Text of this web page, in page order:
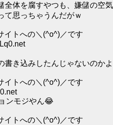
全体を腐すやつも、嫌儲の空気
て思っちゃうんだがｗ
イトへの＼(^o^)／です
書き込みしたんじゃないのかよ
イトへの＼(^o^)／です
ンモジやん😂
イトへの＼(^o^)／です